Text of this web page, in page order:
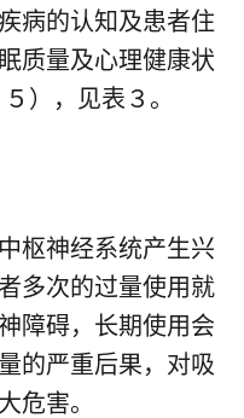
病的认知及患者住
质量及心理健康状
），见表３。
枢神经系统产生兴
多次的过量使用就
障碍，长期使用会
的严重后果，对吸
危害。